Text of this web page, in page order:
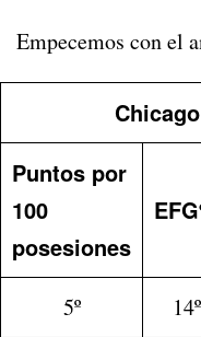
Empecemos con el
Puntos por
100
posesiones
5º 14º